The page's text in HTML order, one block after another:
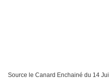
Source le Canard Enchainé du 14